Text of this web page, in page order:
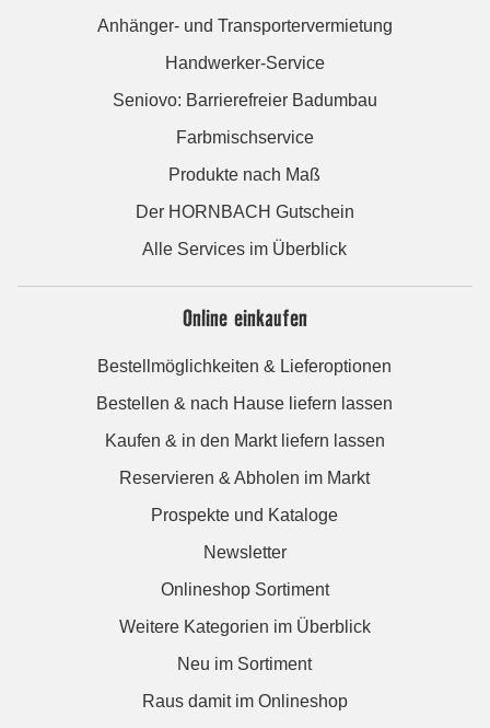
Anhänger- und Transportervermietung
Handwerker-Service
Seniovo: Barrierefreier Badumbau
Farbmischservice
Produkte nach Maß
Der HORNBACH Gutschein
Alle Services im Überblick
Online einkaufen
Bestellmöglichkeiten & Lieferoptionen
Bestellen & nach Hause liefern lassen
Kaufen & in den Markt liefern lassen
Reservieren & Abholen im Markt
Prospekte und Kataloge
Newsletter
Onlineshop Sortiment
Weitere Kategorien im Überblick
Neu im Sortiment
Raus damit im Onlineshop